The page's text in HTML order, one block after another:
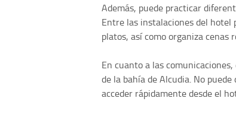
Además, puede practicar
Entre las instalaciones del
platos, así como organiza cenas
En cuanto a las
de la bahía de Alcudia. No
acceder rápidamente desde el